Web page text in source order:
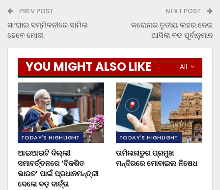
PREV POST
ସାଂଘାଇ ସମ୍ମିଳନୀରେ ସାମିଲ
ହେବେ ମୋଦୀ
NEXT POST
କରୋନାର ତୃତୀୟ ଲହର ନେଇ
ଆସିଲା ବଡ ପୂର୍ବାନୁମାନ
All
YOU MIGHT ALSO LIKE
TODAY'S HIGHLIGHT
ଆଇଆଇଟି ଦିଲ୍ଲୀ
ସମାବର୍ତ୍ତନରେ ‘ବିକଶିତ
ଭାରତ’ ପାଇଁ ପ୍ରଧାନମନ୍ତ୍ରୀ
ଦେଲେ ବଡ଼ ବାର୍ତ୍ତା
TODAY'S HIGHLIGHT
ତାମିଲନାଡୁର ପ୍ରମୁଖ
ମନ୍ଦିରରେ ମୋବାଇଲ ନିଷେଧ